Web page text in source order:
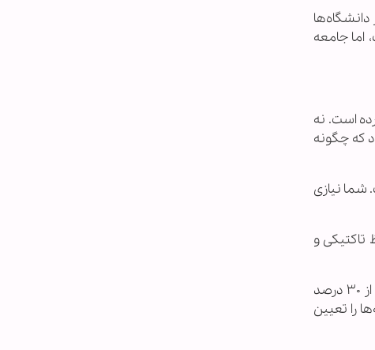
دانشگاه‌ها
اما جامعه
است. نه
که چگونه
شما نیازی
تاکتیکی و
اوکیف درباره محبوبیت ترامپ گفت: نظرسنجی‌ها توسط موسسات یهودی برگزار می‌شود و محبوبیت واقعی ترامپ از ۳۰ درصد
را تعیین